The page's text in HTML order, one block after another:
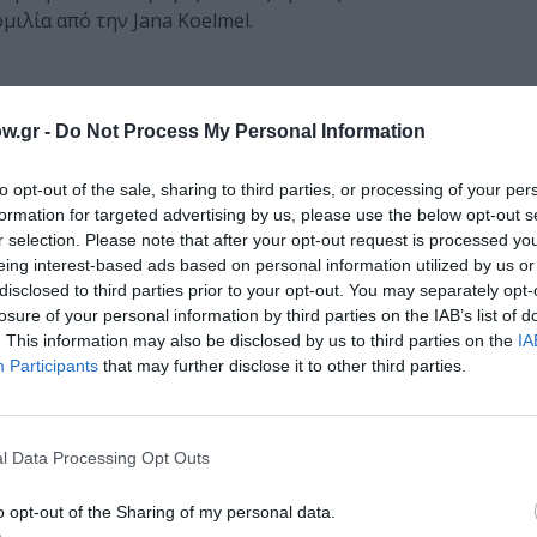
- Do Not Process My Personal Information
opt-out of the sale, sharing to third parties, or processing of your
for targeted advertising by us, please use the below opt-out
selection. Please note that after your opt-out request is processed
interest-based ads based on personal information utilized by us
to third parties prior to your opt-out. You may separately
of your personal information by third parties on the IAB’s list of
This information may also be disclosed by us to third parties on the
Participants that may further disclose it to other third parties.
Data Processing Opt Outs
opt-out of the Sharing of my personal data.
από την Jana Koelmel.
δουλεύει µε τη φωτογραφία, την κινούµενη εικόνα
Folkwang της Γερµανίας και στη συνέχεια απέκτησε
Συνυφαίνοντας στοιχεία προφορικής, γραπτής
εύρους των βαθύτερων συναισθηµατικών τοπίων µας
της ανθρώπινης εµπειρίας και των
όπως: Kunstmuseum Bonn & The Photographic
Nürnberg, (Νυρεµβέργη), Pump House Gallery
Salon Photo Off (Παρίσι), Kingsgate Project Space
Hoppen Gallery (Λονδίνο), Metro Polanco Art Space
τη διάρκεια της τελευταίας της δουλειάς, κατέγραψε
διατηρήσουν ζωντανό τον τοπικό πολιτισµό και τις
διοργανώνεται σε συνεργασία µε το Victoria Square Project